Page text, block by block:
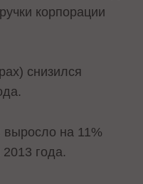
корпорации
снизился
выросло на 11%
года.